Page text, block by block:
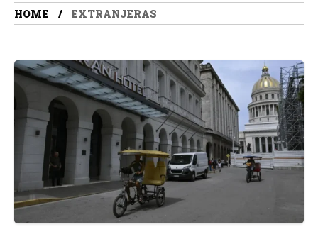
HOME EXTRANJERAS